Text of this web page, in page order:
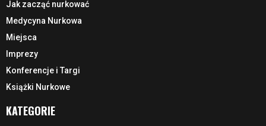
Jak zacząć nurkować
Medycyna Nurkowa
Miejsca
Imprezy
Konferencje i Targi
Książki Nurkowe
KATEGORIE